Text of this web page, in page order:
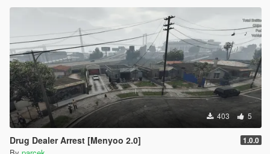
403 5
Drug Dealer Arrest [Menyoo 2.0] 1.0.0